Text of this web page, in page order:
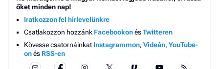
őket minden nap!
Iratkozzon fel hírlevelünkre
Csatlakozzon hozzánk FacebookonésTwitteren
Kövesse csatornáinkat Instagrammon, Videán, YouTube-
onés RSS-en